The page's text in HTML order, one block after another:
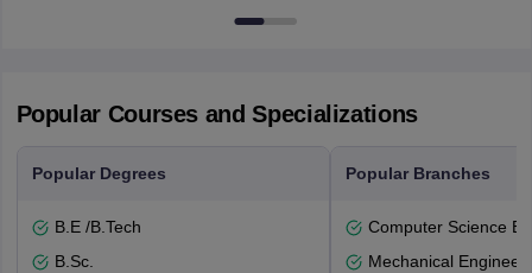
Popular Courses and Specializations
Popular Degrees
B.E /B.Tech
B.Sc.
Popular Branches
Computer Science
Mechanical